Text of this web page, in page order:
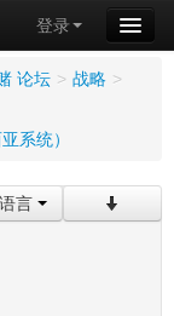
登录
论坛 > 战略 >
系统）
言